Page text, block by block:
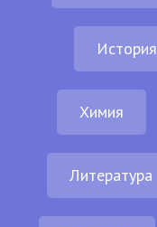
История
Химия
Литература